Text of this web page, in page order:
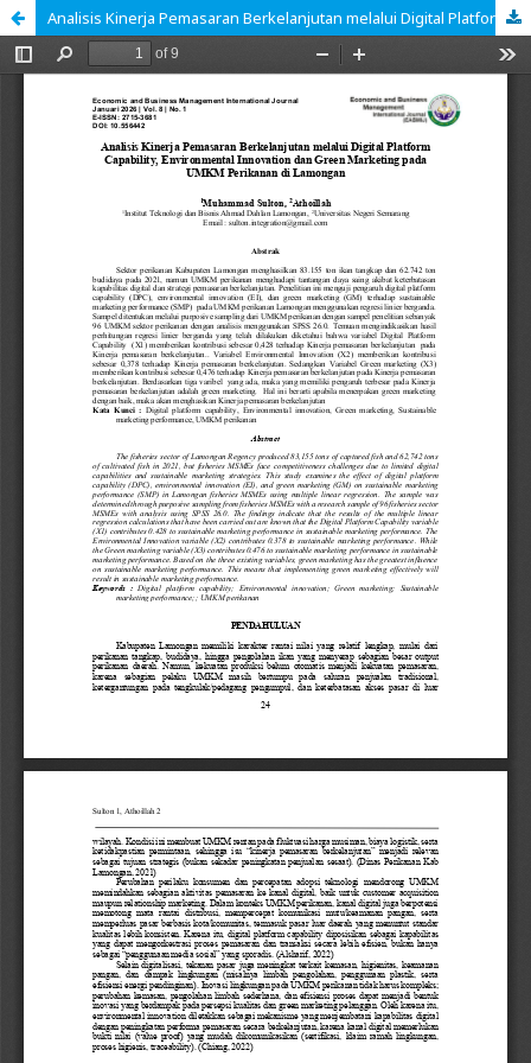
Analisis Kinerja Pemasaran Berkelanjutan melalui Digital Platform Capability, Environmental Innovation dan Green Marketing pada UMKM Perikanan di Lamongan